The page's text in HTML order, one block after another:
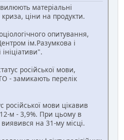
матеріальні
ціни на продукти.
опитування,
ім.Разумкова і
російської мови,
- замикають перелік
російської мови цікавив
м - 3,9%. При цьому в
на 31-му місці.